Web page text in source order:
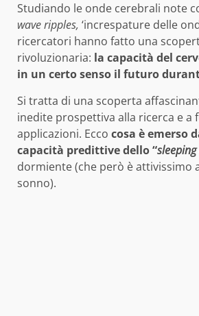
Studiando le onde cerebrali note
wave ripples, ‘increspature delle
ricercatori hanno fatto una
rivoluzionaria: la capacità del
in un certo senso il futuro
Si tratta di una scoperta
inedite prospettiva alla ricerca e a
applicazioni. Ecco cosa è emerso
capacità predittive dello “
dormiente (che però è attivissimo
sonno).